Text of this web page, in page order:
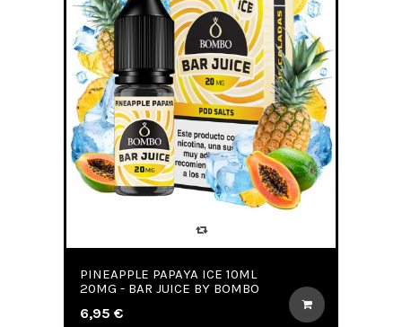
PINEAPPLE PAPAYA ICE 10ML
20MG - BAR JUICE BY BOMBO
6,95 €